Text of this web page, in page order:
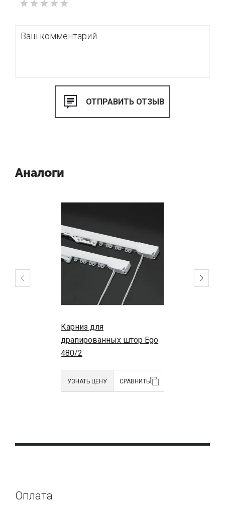
Аналоги
Карниз для
драпированных штор Ego
480/2
УЗНАТЬ ЦЕНУ СРАВНИТЬ
Оплата